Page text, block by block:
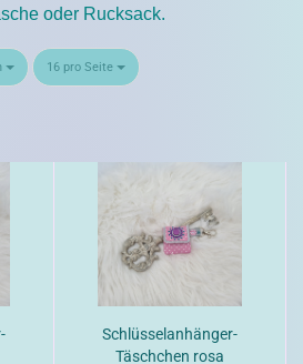
oder Rucksack.
16 pro Seite
pro Seite
Schlüsselanhänger-
Täschchen rosa